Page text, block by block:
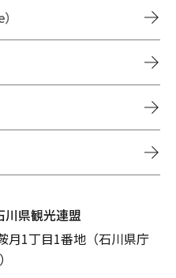
川県観光連盟
月1丁目1番地（石川県庁